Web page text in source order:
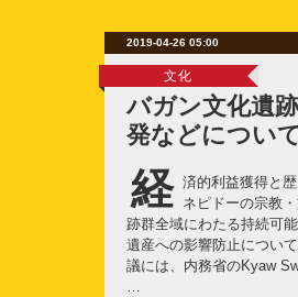
2019-04-26 05:00
文化
バガン文化遺
発などについ
経 済的利益獲得と
ネピドーの宗教
跡群全域にわたる持続可
遺産への影響防止につい
議には、内務省のKyaw